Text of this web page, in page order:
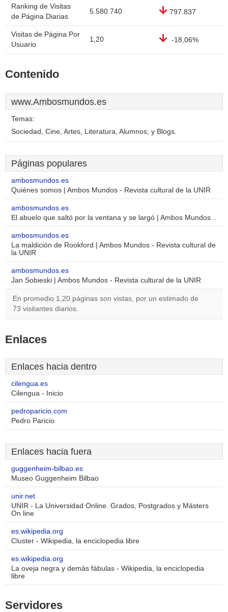
Ranking de Visitas
de Página Diarias
5.580.740 797.837
Visitas de Página Por
Usuario
1,20 -18,06%
Contenido
www.Ambosmundos.es
Temas:
Sociedad, Cine, Artes, Literatura, Alumnos, y Blogs.
Páginas populares
ambosmundos.es
Quiénes somos | Ambos Mundos - Revista cultural de la UNIR
ambosmundos.es
El abuelo que saltó por la ventana y se largó | Ambos Mundos ..
ambosmundos.es
La maldición de Rookford | Ambos Mundos - Revista cultural de
la UNIR
ambosmundos.es
Jan Sobieski | Ambos Mundos - Revista cultural de la UNIR
En promedio 1,20 páginas son vistas, por un estimado de
73 visitantes diarios.
Enlaces
Enlaces hacia dentro
cilengua.es
Cilengua - Inicio
pedroparicio.com
Pedro Paricio
Enlaces hacia fuera
guggenheim-bilbao.es
Museo Guggenheim Bilbao
unir.net
UNIR - La Universidad Online. Grados, Postgrados y Másters
On line
es.wikipedia.org
Cluster - Wikipedia, la enciclopedia libre
es.wikipedia.org
La oveja negra y demás fábulas - Wikipedia, la enciclopedia
libre
Servidores